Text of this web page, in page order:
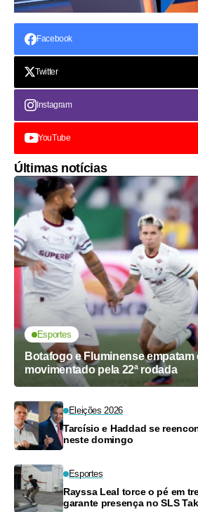
Facebook
Twitter
Instagram
YouTube
Últimas notícias
Esportes
Botafogo e Fluminense empatam
movimentado pela 22ª rodada
Eleições 2026
Tarcísio e Haddad se
neste domingo
Esportes
Rayssa Leal torce o pé em
garante presença no SLS